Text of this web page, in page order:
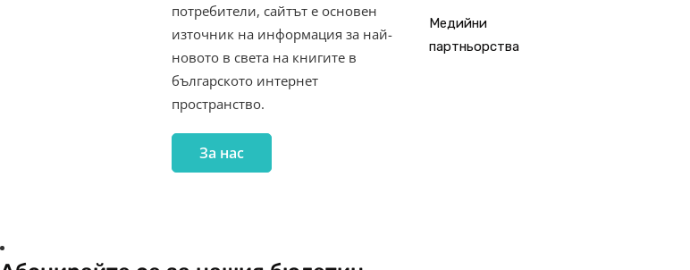
потребители, сайтът е основен
източник на информация за най-
новото в света на книгите в
българското интернет
пространство.
За нас
Медийни
партньорства